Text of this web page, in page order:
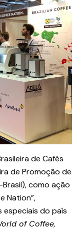
de Cafés
de Promoção de
como ação
Nation”,
especiais do país
of Coffee,